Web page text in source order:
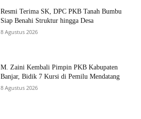
Resmi Terima SK, DPC PKB Tanah Bumbu
Siap Benahi Struktur hingga Desa
8 Agustus 2026
M. Zaini Kembali Pimpin PKB Kabupaten
Banjar, Bidik 7 Kursi di Pemilu Mendatang
8 Agustus 2026